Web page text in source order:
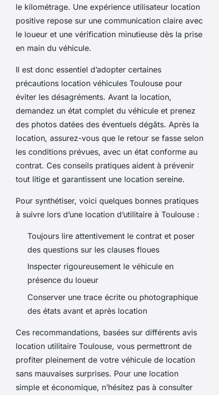
le kilométrage. Une expérience utilisateur location
positive repose sur une communication claire avec
le loueur et une vérification minutieuse dès la prise
en main du véhicule.
Il est donc essentiel d’adopter certaines
précautions location véhicules Toulouse pour
éviter les désagréments. Avant la location,
demandez un état complet du véhicule et prenez
des photos datées des éventuels dégâts. Après la
location, assurez-vous que le retour se fasse selon
les conditions prévues, avec un état conforme au
contrat. Ces conseils pratiques aident à prévenir
tout litige et garantissent une location sereine.
Pour synthétiser, voici quelques bonnes pratiques
à suivre lors d’une location d’utilitaire à Toulouse :
Toujours lire attentivement le contrat et poser
des questions sur les clauses floues
Inspecter rigoureusement le véhicule en
présence du loueur
Conserver une trace écrite ou photographique
des états avant et après location
Ces recommandations, basées sur différents avis
location utilitaire Toulouse, vous permettront de
profiter pleinement de votre véhicule de location
sans mauvaises surprises. Pour une location
simple et économique, n’hésitez pas à consulter